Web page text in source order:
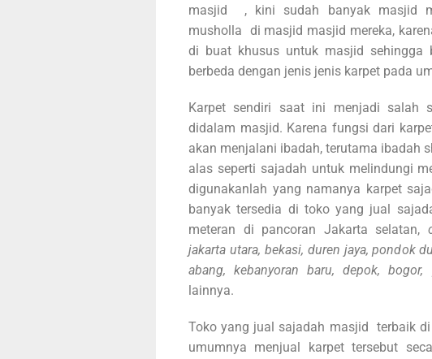
masjid , kini sudah banyak masjid
musholla di masjid masjid mereka,
di buat khusus untuk masjid
berbeda dengan jenis jenis karpet pada
Karpet sendiri saat ini menjadi salah
didalam masjid. Karena fungsi dari
akan menjalani ibadah, terutama ibadah
alas seperti sajadah untuk melindungi
digunakanlah yang namanya karpet
banyak tersedia di toko yang jual
meteran di pancoran Jakarta selatan,
jakarta utara, bekasi, duren jaya, pondok
abang, kebanyoran baru, depok, bogor,
lainnya.
Toko yang jual sajadah masjid terbaik
umumnya menjual karpet tersebut